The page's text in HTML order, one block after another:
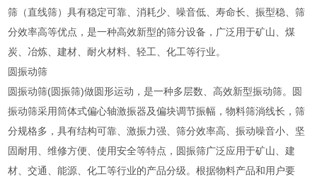
筛（直线筛）具有稳定可靠、消耗少、噪音低、寿命长、振型稳、筛
分效率高等优点，是一种高效新型的筛分设备，广泛用于矿山、煤
炭、冶炼、建材、耐火材料、轻工、化工等行业。
圆振动筛
圆振动筛(圆振筛)做圆形运动，是一种多层数、高效新型振动筛。圆
振动筛采用筒体式偏心轴激振器及偏块调节振幅，物料筛淌线长，筛
分规格多，具有结构可靠、激振力强、筛分效率高、振动噪音小、坚
固耐用、维修方便、使用安全等特点，圆振筛广泛应用于矿山、建
材、交通、能源、化工等行业的产品分级。根据物料产品和用户要